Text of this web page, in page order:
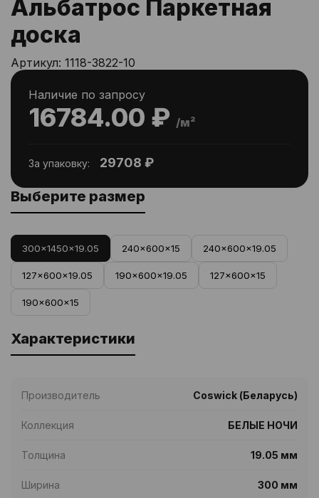
Альбатрос Паркетная
доска
Артикул: 1118-3822-10
16784.00 ₽ /м²
Наличие по запросу
За упаковку: 29708 ₽
Выберите размер
300x1450x19.05 240x600x15 240x600x19.05
127x600x19.05 190x600x19.05 127x600x15
190x600x15
Характеристики
Производитель Coswick (Беларусь)
Коллекция БЕЛЫЕ НОЧИ
Толщина 19.05 мм
Ширина 300 мм